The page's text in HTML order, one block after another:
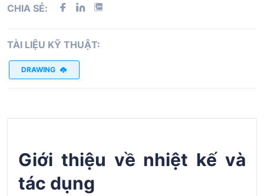
CHIA SẺ:
TÀI LIỆU KỸ THUẬT:
DRAWING
Giới thiệu về nhiệt kế và
tác dụng